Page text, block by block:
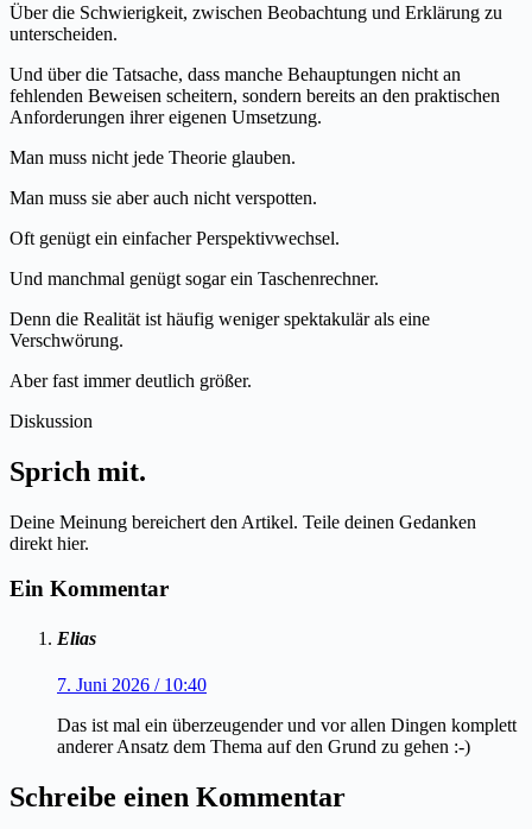
Über die Schwierigkeit, zwischen Beobachtung und Erklärung zu
unterscheiden.
Und über die Tatsache, dass manche Behauptungen nicht an
fehlenden Beweisen scheitern, sondern bereits an den praktischen
Anforderungen ihrer eigenen Umsetzung.
Man muss nicht jede Theorie glauben.
Man muss sie aber auch nicht verspotten.
Oft genügt ein einfacher Perspektivwechsel.
Und manchmal genügt sogar ein Taschenrechner.
Denn die Realität ist häufig weniger spektakulär als eine
Verschwörung.
Aber fast immer deutlich größer.
Diskussion
Sprich mit.
Deine Meinung bereichert den Artikel. Teile deinen Gedanken
direkt hier.
Ein Kommentar
Elias
7. Juni 2026 / 10:40
Das ist mal ein überzeugender und vor allen Dingen komplett
anderer Ansatz dem Thema auf den Grund zu gehen :-)
Schreibe einen Kommentar